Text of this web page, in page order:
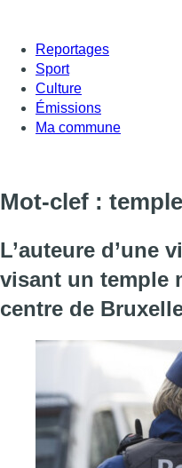
Reportages
Sport
Culture
Émissions
Ma commune
Mot-clef :
L’auteure d’une
visant un temple
centre de